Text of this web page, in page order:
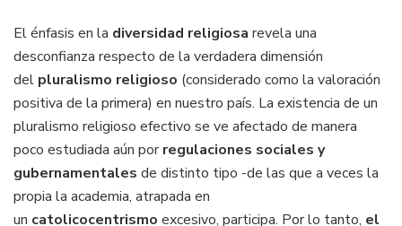
El énfasis en la diversidad religiosa revela una
desconfianza respecto de la verdadera dimensión
del pluralismo religioso (considerado como la valoración
positiva de la primera) en nuestro país. La existencia de un
pluralismo religioso efectivo se ve afectado de manera
poco estudiada aún porregulaciones sociales y
gubernamentales de distinto tipo -de las que a veces la
propia la academia, atrapada en
un catolicocentrismo excesivo, participa. Por lo tanto, el